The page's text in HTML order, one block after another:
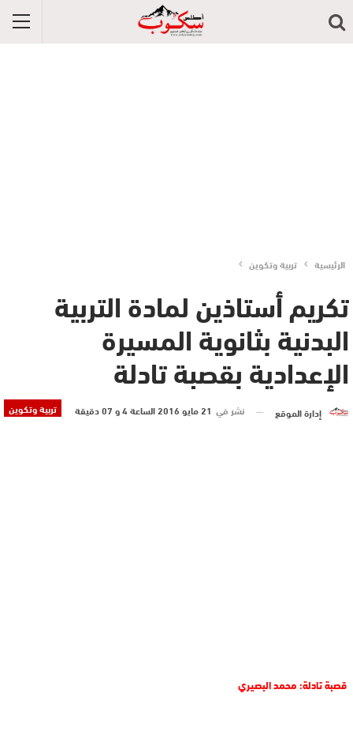
الرئيسية تربية وتكوين
تكريم أستاذين لمادة التربية
البدنية بثانوية المسيرة
الإعدادية بقصبة تادلة
تربية وتكوين إدارة الموقع نشر في 21 مايو 2016 الساعة 4 و 07 دقيقة
قصبة تادلة: محمد البصيري